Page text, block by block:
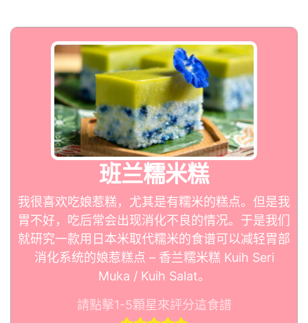
班兰糯米糕
我很喜欢吃娘惹糕，尤其是有糯米的糕点。但是我
胃不好，吃后常会出现消化不良的情况。于是我们
就研究一款用日本米取代糯米的食谱可以减轻胃部
消化系统的娘惹糕点 – 香兰糯米糕 Kuih Seri
Muka / Kuih Salat。
請點擊1-5顆星來評分這食譜